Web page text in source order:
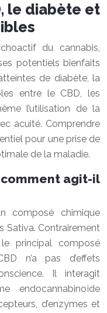
le diabète et
du cannabis,
potentiels bienfaits
de diabète, la
entre le CBD, les
l’utilisation de la
acuité. Comprendre
pour une prise de
de la maladie.
comment agit-il
composé chimique
Sativa. Contrairement
principal composé
n’a pas d’effets
Il interagit
endocannabinoïde
d’enzymes et